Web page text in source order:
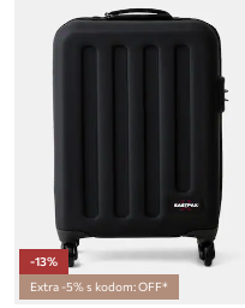
-13%
Extra -5% s kodom: OFF*